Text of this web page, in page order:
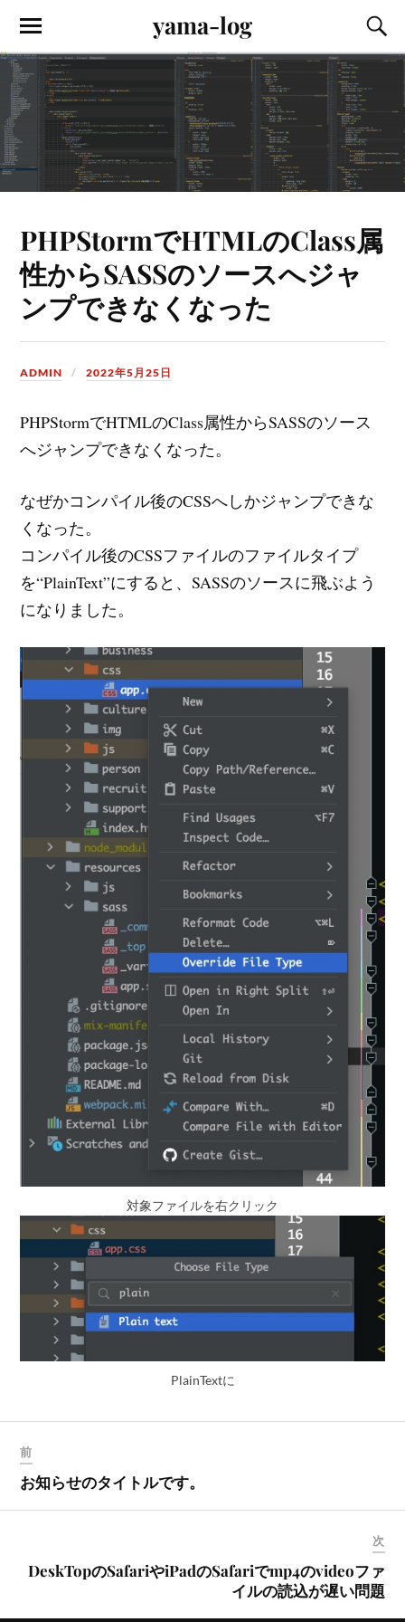
yama-log
PHPStormでHTMLのClass属
性からSASSのソースへジャ
ンプできなくなった
ADMIN 2022年5月25日
PHPStormでHTMLのClass属性からSASSのソース
へジャンプできなくなった。
なぜかコンパイル後のCSSへしかジャンプできな
くなった。
コンパイル後のCSSファイルのファイルタイプ
を“PlainText”にすると、SASSのソースに飛ぶよう
になりました。
対象ファイルを右クリック
PlainTextに
前
お知らせのタイトルです。
次
DeskTopのSafariやiPadのSafariでmp4のvideoファ
イルの読込が遅い問題